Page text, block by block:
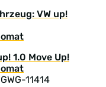
VW up!
11414